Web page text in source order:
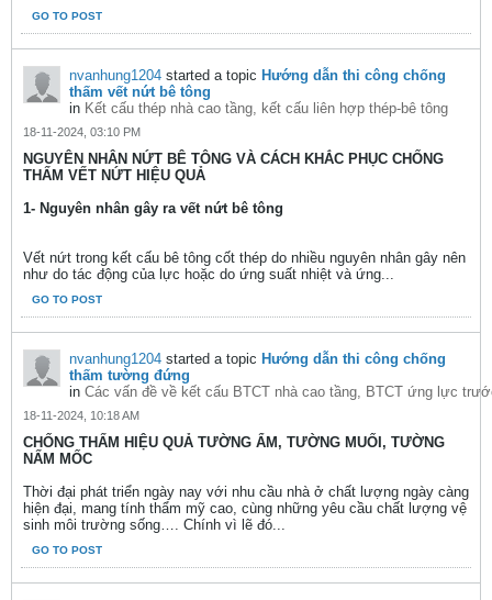
GO TO POST
nvanhung1204 started a topic Hướng dẫn thi công chống
thấm vết nứt bê tông
in Kết cấu thép nhà cao tầng, kết cấu liên hợp thép-bê tông
18-11-2024, 03:10 PM
NGUYÊN NHÂN NỨT BÊ TÔNG VÀ CÁCH KHẮC PHỤC CHỐNG
THẤM VẾT NỨT HIỆU QUẢ
1- Nguyên nhân gây ra vết nứt bê tông
Vết nứt trong kết cấu bê tông cốt thép do nhiều nguyên nhân gây nên
như do tác động của lực hoặc do ứng suất nhiệt và ứng...
GO TO POST
nvanhung1204 started a topic Hướng dẫn thi công chống
thấm tường đứng
in Các vấn đề về kết cấu BTCT nhà cao tầng, BTCT ứng lực
18-11-2024, 10:18 AM
CHỐNG THẤM HIỆU QUẢ TƯỜNG ẨM, TƯỜNG MUỐI, TƯỜNG
NẤM MỐC
Thời đại phát triển ngày nay với nhu cầu nhà ở chất lượng ngày càng
hiện đại, mang tính thẩm mỹ cao, cùng những yêu cầu chất lượng vệ
sinh môi trường sống…. Chính vì lẽ đó...
GO TO POST